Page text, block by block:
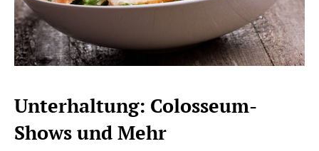
Unterhaltung: Colosseum-
Shows und Mehr